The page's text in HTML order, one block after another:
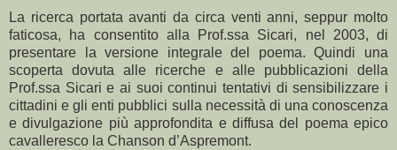
La ricerca portata avanti da circa venti anni, seppur molto
faticosa, ha consentito alla Prof.ssa Sicari, nel 2003, di
presentare la versione integrale del poema. Quindi una
scoperta dovuta alle ricerche e alle pubblicazioni della
Prof.ssa Sicari e ai suoi continui tentativi di sensibilizzare i
cittadini e gli enti pubblici sulla necessità di una conoscenza
e divulgazione più approfondita e diffusa del poema epico
cavalleresco la Chanson d’Aspremont.